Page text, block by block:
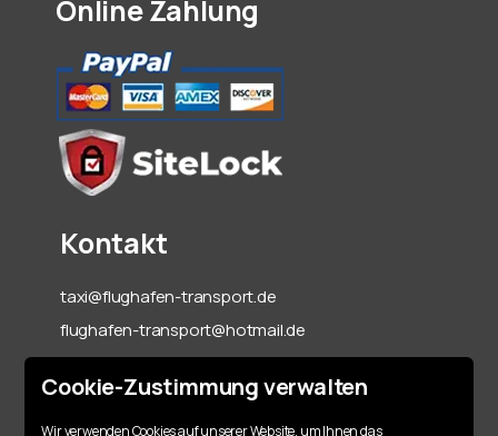
Cookie-Zustimmung verwalten
Wir verwenden Cookies auf unserer Website, um Ihnen das
Online Zahlung
Kontakt
taxi@flughafen-transport.de
flughafen-transport@hotmail.de
06142-70 55 60
+49 151 15317128